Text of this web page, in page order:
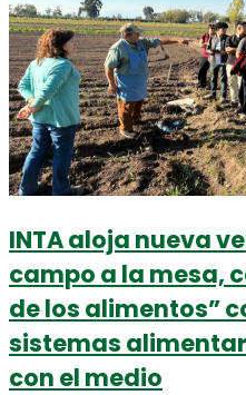
INTA aloja nueva
campo a la mesa,
de los alimentos”
sistemas
con el medio